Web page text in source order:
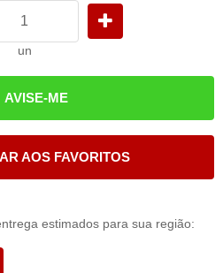
un
AVISE-ME
AOS FAVORITOS
estimados para sua região: